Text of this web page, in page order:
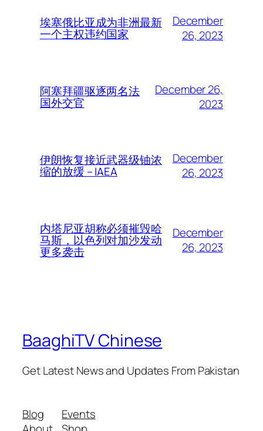
埃塞俄比亚成为非洲最新
一个主权违约国家
December
26, 2023
阿塞拜疆驱逐两名法
国外交官
December 26,
2023
伊朗恢复接近武器级铀浓
缩的放缓 – IAEA
December
26, 2023
内塔尼亚胡称必须摧毁哈
马斯，以色列对加沙发动
更多袭击
December
26, 2023
BaaghiTV Chinese
Get Latest News and Updates From Pakistan
Blog
Events